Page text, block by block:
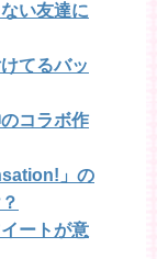
い友達に
てるバッ
コラボ作
」の
ートが意